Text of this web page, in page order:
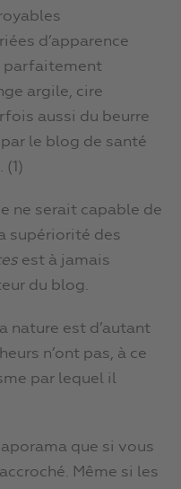
d’apparence
parfaitement
argile, cire
aussi du beurre
le blog de santé
(1)
ne serait capable de
supériorité des
est à jamais
du blog.
nature est d’autant
n’ont pas, à ce
par lequel il
que si vous
Même si les